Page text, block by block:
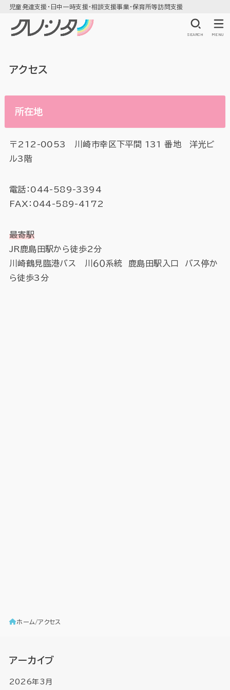
児童発達支援・日中一時支援・相談支援事業・保育所等訪問支援
SEARCH MENU
アクセス
所在地
〒212-0053 川崎市幸区下平間 131 番地 洋光ビ
ル3階
電話： 044-589-3394
FAX：044-589-4172
最寄駅
JR鹿島田駅から徒歩2分
川崎鶴見臨港バス 川６０系統 鹿島田駅入口 バス停か
ら徒歩3分
ホーム アクセス
アーカイブ
2026年3月